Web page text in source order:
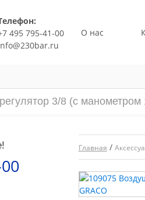
495 795-41-00
О нас
3/8 (с манометром
Главная /